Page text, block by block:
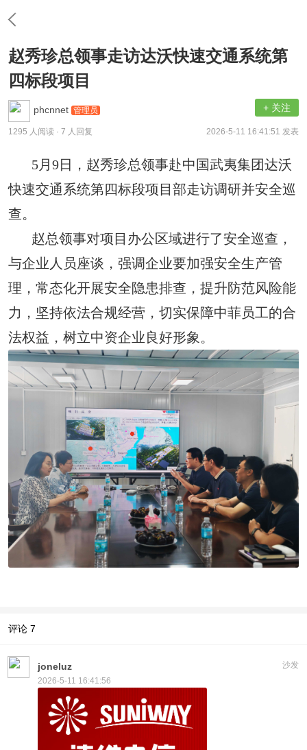
赵秀珍总领事走访达沃快速交通系统第
四标段项目
phcnnet 管理员 + 关注
1295 人阅读 · 7 人回复 2026-5-11 16:41:51 发表
5月9日，赵秀珍总领事赴中国武夷集团达沃
快速交通系统第四标段项目部走访调研并安全巡
查。
赵总领事对项目办公区域进行了安全巡查，
与企业人员座谈，强调企业要加强安全生产管
理，常态化开展安全隐患排查，提升防范风险能
力，坚持依法合规经营，切实保障中菲员工的合
法权益，树立中资企业良好形象。
评论 7
沙发
joneluz
2026-5-11 16:41:56